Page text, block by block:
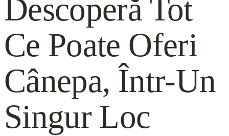
Descoperă Tot
Ce Poate Oferi
Cânepa, Într-Un
Singur Loc